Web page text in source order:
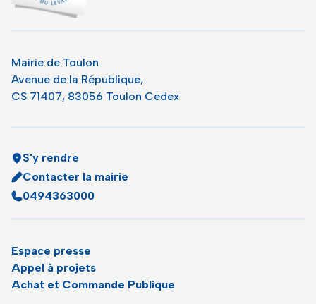
Mairie de Toulon
Avenue de la République,
CS 71407, 83056 Toulon Cedex
S'y rendre
Contacter la mairie
0494363000
Espace presse
Appel à projets
Achat et Commande Publique